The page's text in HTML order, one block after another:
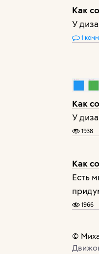
Как
У
1
Как
У
1938
Как
Есть
1966
©